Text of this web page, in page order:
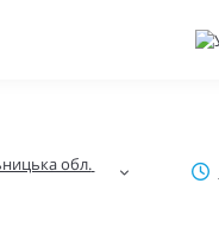
обл.